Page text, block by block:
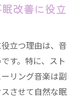
改善に役立
立つ理由は、音
す。特に、スト
リング音楽は副
させて自然な眠